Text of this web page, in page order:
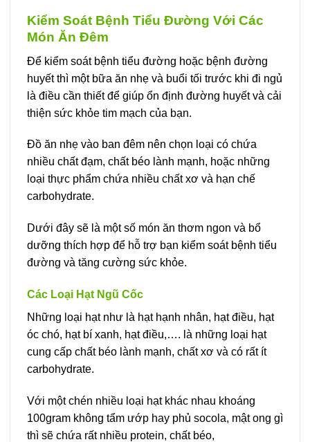
Kiểm Soát Bệnh Tiểu Đường Với Các
Món Ăn Đêm
Để kiểm soát bệnh tiểu đường hoặc bệnh đường
huyết thì một bữa ăn nhẹ và buổi tối trước khi đi ngủ
là điều cần thiết để giúp ổn định đường huyết và cải
thiện sức khỏe tim mạch của bạn.
Đồ ăn nhẹ vào ban đêm nên chọn loại có chứa
nhiều chất đạm, chất béo lành mạnh, hoặc những
loại thực phẩm chứa nhiều chất xơ và hạn chế
carbohydrate.
Dưới đây sẽ là một số món ăn thơm ngon và bổ
dưỡng thích hợp để hỗ trợ bạn kiểm soát bệnh tiểu
đường và tăng cường sức khỏe.
Các Loại Hạt Ngũ Cốc
Những loại hạt như là hạt hạnh nhân, hạt điều, hạt
óc chó, hạt bí xanh, hạt điều,…. là những loại hạt
cung cấp chất béo lành mạnh, chất xơ và có rất ít
carbohydrate.
Với một chén nhiều loại hạt khác nhau khoáng
100gram không tẩm ướp hay phủ socola, mật ong gì
thì sẽ chứa rất nhiều protein, chất béo,